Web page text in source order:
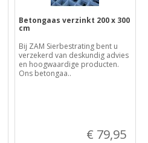
Betongaas verzinkt 200 x 300
cm
Bij ZAM Sierbestrating bent u
verzekerd van deskundig advies
en hoogwaardige producten.
Ons betongaa..
€ 79,95